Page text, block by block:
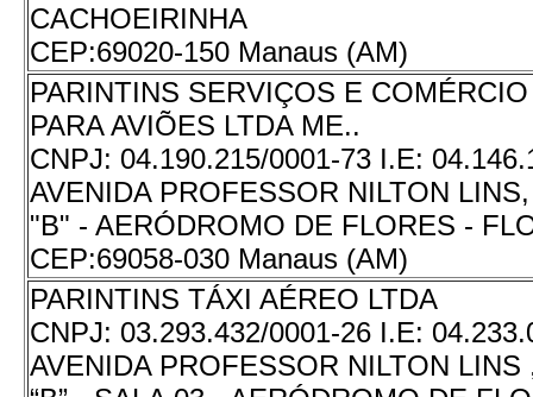
CACHOEIRINHA
CEP:69020-150 Manaus (AM)
PARINTINS SERVIÇOS E
PARA AVIÕES LTDA ME..
CNPJ: 04.190.215/0001-73 I.E:
AVENIDA PROFESSOR NILTON
"B" - AERÓDROMO DE FLORES -
CEP:69058-030 Manaus (AM)
PARINTINS TÁXI AÉREO LTDA
CNPJ: 03.293.432/0001-26 I.E:
AVENIDA PROFESSOR NILTON